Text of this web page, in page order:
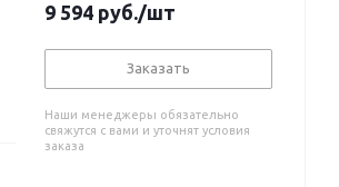
9 594 руб./шт
Заказать
Наши менеджеры обязательно
свяжутся с вами и уточнят условия
заказа